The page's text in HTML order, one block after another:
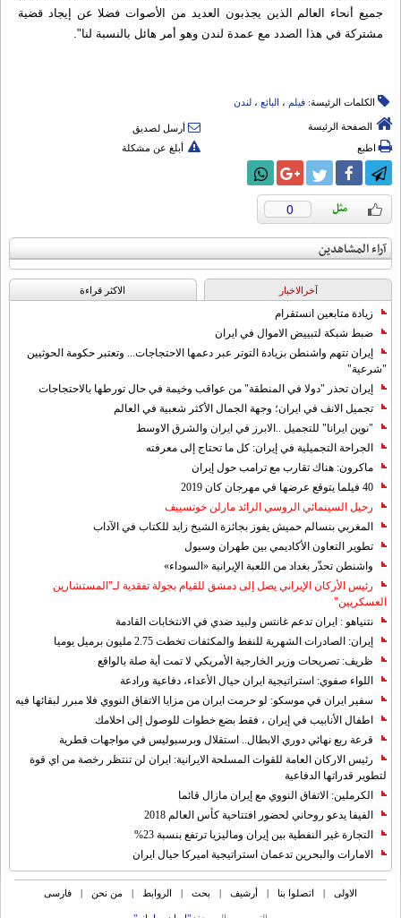
جميع أنحاء العالم الذين يجذبون العديد من الأصوات فضلا عن إيجاد قضية
مشتركة في هذا الصدد مع عمدة لندن وهو أمر هائل بالنسبة لنا".
الكلمات الرئيسة: فیلم ، البائع ، لندن
الصفحة الرئيسة
أرسل لصديق
اطبع
أبلغ عن مشكلة
0
آراء المشاهدين
آخرالاخبار الاکثر قراءة
زيادة متابعين انستقرام
ضبط شبكة لتبييض الاموال في ايران
إيران تتهم واشنطن بزيادة التوتر عبر دعمها الاحتجاجات... وتعتبر حكومة الحوثيين
"شرعية"
إيران تحذر "دولا في المنطقة" من عواقب وخيمة في حال تورطها بالاحتجاجات
تجميل الانف في ايران؛ وجهة الجمال الأكثر شعبية في العالم
"نوين ايرانا" للتجميل ..الابرز في ايران والشرق الاوسط
الجراحة التجميلية في إيران: كل ما تحتاج إلى معرفته
ماكرون: هناك تقارب مع ترامب حول إيران
40 فيلما يتوقع عرضها في مهرجان كان 2019
رحيل السينمائي الروسي الرائد مارلن خوتسييف
المغربي بنسالم حميش يفوز بجائزة الشيخ زايد للكتاب في الآداب
تطوير التعاون الأكاديمي بين طهران وسيول
واشنطن تحذّر بغداد من اللعبة الإيرانية «السوداء»
رئيس الأركان الإيراني يصل إلى دمشق للقيام بجولة تفقدية لـ"المستشارين
العسكريين"
نتنياهو : ايران تدعم غانتس ولبيد ضدي في الانتخابات القادمة
إيران: الصادرات الشهریة للنفط والمكثفات تخطت 2.75 مليون برميل يوميا
ظريف: تصريحات وزير الخارجية الأمريكي لا تمت أية صلة بالواقع
اللواء صفوي: استراتيجية ايران حيال الأعداء، دفاعية ورادعة
سفير ايران في موسكو: لو حرمت ايران من مزايا الاتفاق النووي فلا مبرر لبقائها فيه
اطفال الأنابيب في إيران ، فقط بضع خطوات للوصول إلى احلامك
قرعة ربع نهائي دوري الابطال.. استقلال وبرسبوليس في مواجهات قطرية
رئيس الاركان العامة للقوات المسلحة الايرانية: ايران لن تنتظر رخصة من اي قوة
لتطوير قدراتها الدفاعية
الكرملين: الاتفاق النووي مع إيران مازال قائما
الفيفا يدعو روحاني لحضور افتتاحية كأس العالم 2018
التجارة غیر النفطیة بین إیران ومالیزیا ترتفع بنسبة 23%
الامارات والبحرين تدعمان استراتيجية اميركا حيال ايران
الاولی | اتصلوا بنا | أرشیف | بحث | الروابط | من نحن | فارسی